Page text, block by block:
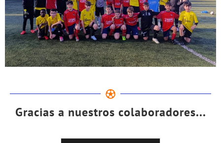
Gracias a nuestros colaboradores...